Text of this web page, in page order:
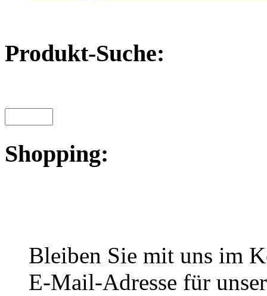
Produkt-Suche:
Shopping:
Bleiben Sie mit uns im
E-Mail-Adresse für